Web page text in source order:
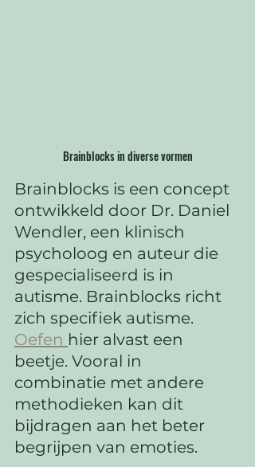
Brainblocks in diverse vormen
Brainblocks is een concept
ontwikkeld door Dr. Daniel
Wendler, een klinisch
psycholoog en auteur die
gespecialiseerd is in
autisme. Brainblocks richt
zich specifiek autisme.
Oefen hier alvast een
beetje. Vooral in
combinatie met andere
methodieken kan dit
bijdragen aan het beter
begrijpen van emoties.